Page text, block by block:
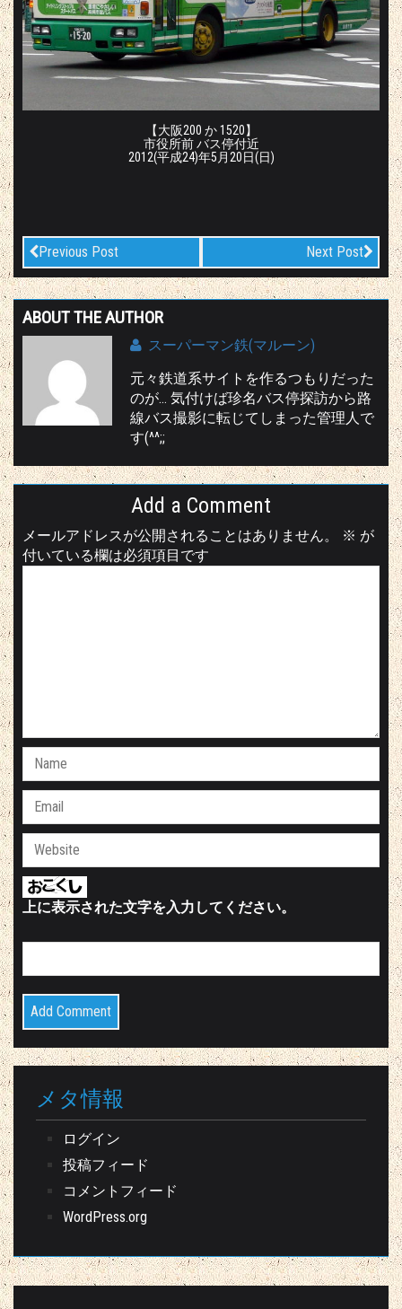
【大阪200 か 1520】
市役所前 バス停付近
2012(平成24)年5月20日(日)
Previous Post Next Post
ABOUT THE AUTHOR
スーパーマン鉄(マルーン)
元々鉄道系サイトを作るつもりだった
のが… 気付けば珍名バス停探訪から路
線バス撮影に転じてしまった管理人で
す(^^;;
Add a Comment
メールアドレスが公開されることはありません。 ※ が
付いている欄は必須項目です
上に表示された文字を入力してください。
メタ情報
ログイン
投稿フィード
コメントフィード
WordPress.org